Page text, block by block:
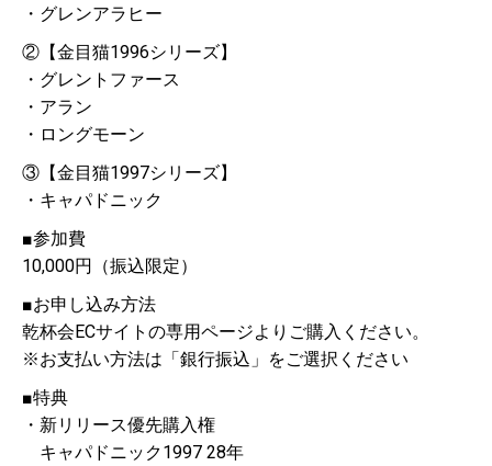
・グレンアラヒー
②【金目猫1996シリーズ】
・グレントファース
・アラン
・ロングモーン
③【金目猫1997シリーズ】
・キャパドニック
■参加費
10,000円（振込限定）
■お申し込み方法
乾杯会ECサイトの専用ページよりご購入ください。
※お支払い方法は「銀行振込」をご選択ください
■特典
・新リリース優先購入権
キャパドニック1997 28年